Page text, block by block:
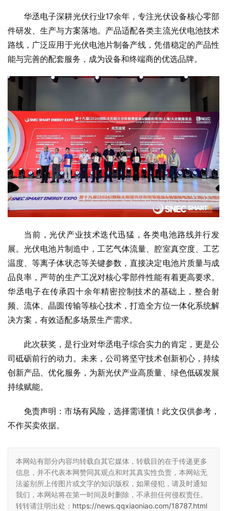
华丞电子深耕光伏行业17余年，专注光伏设备核心零部
件研发、生产与方案落地。产品适配各类主流光伏电池技术
路线，广泛应用于光伏电池片制备产线，凭借稳定的产品性
能与完善的配套服务，成为设备和终端商的优选品牌。
当前，光伏产业技术迭代迅猛，各类电池路线并行发
展。光伏电池片制造中，工艺气体流量、腔室真空度、工艺
温度、等离子体状态等关键参数，直接决定电池片质量与成
品良率，严苛的生产工况对核心零部件性能有着更高要求。
华丞电子在传承四十余年精密控制技术的基础上，整合射
频、流体、晶圆传输等核心技术，打造全方位一体化系统解
决方案，有效适配多场景生产需求。
此次获奖，是行业对华丞电子综合实力的肯定，更是公
司砥砺前行的动力。未来，公司将坚守技术创新初心，持续
创新产品、优化服务，为新光伏产业高质量、绿色低碳发展
持续赋能。
免责声明：市场有风险，选择需谨慎！此文仅供参考，
不作买卖依据。
本网站有部分内容均转载自其它媒体，转载目的在于传递更多
信息，并不代表本网赞同其观点和对其真实性负责，本网站无
法鉴别所上传图片或文字的知识版权，如果侵犯，请及时通知
我们，本网站将在第一时间及时删除，不承担任何侵权责任。
转转请注明出处： https://news.qqxiaoniao.com/18787.html